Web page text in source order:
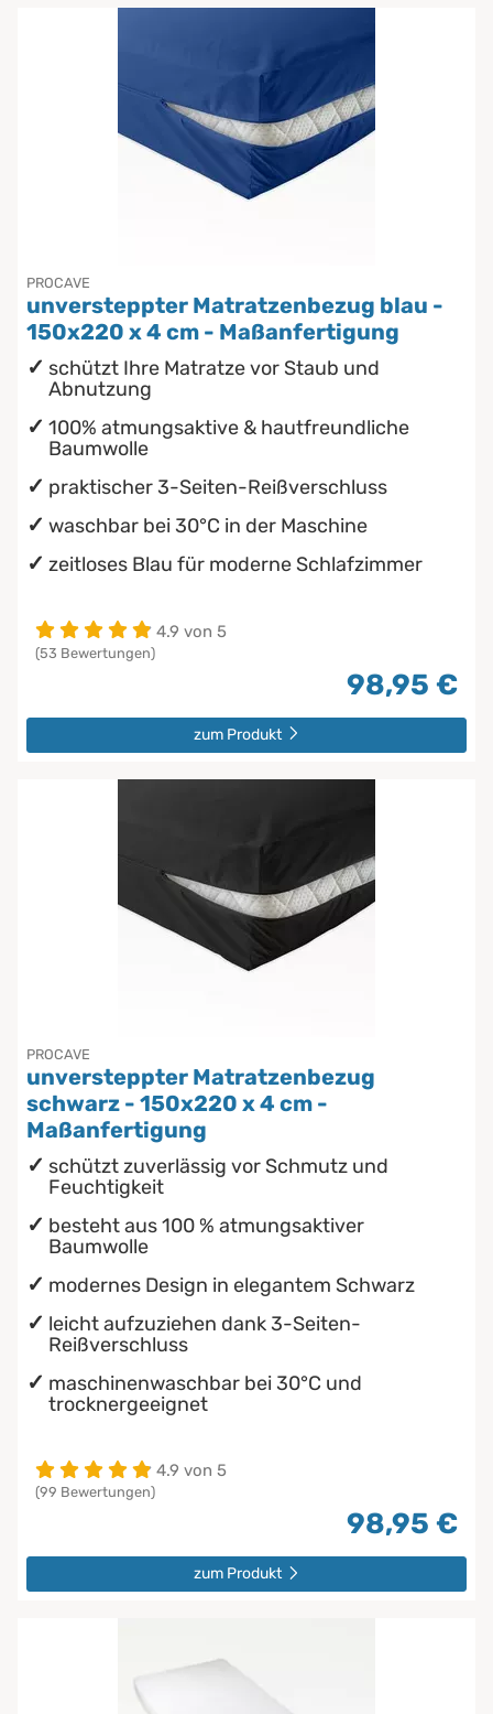
PROCAVE
unversteppter Matratzenbezug blau -
150x220 x 4 cm - Maßanfertigung
schützt Ihre Matratze vor Staub und
Abnutzung
100% atmungsaktive & hautfreundliche
Baumwolle
praktischer 3-Seiten-Reißverschluss
waschbar bei 30°C in der Maschine
zeitloses Blau für moderne Schlafzimmer
4.9 von 5
(53 Bewertungen)
98,95 €
zum Produkt
PROCAVE
unversteppter Matratzenbezug
schwarz - 150x220 x 4 cm -
Maßanfertigung
schützt zuverlässig vor Schmutz und
Feuchtigkeit
besteht aus 100 % atmungsaktiver
Baumwolle
modernes Design in elegantem Schwarz
leicht aufzuziehen dank 3-Seiten-
Reißverschluss
maschinenwaschbar bei 30°C und
trocknergeeignet
4.9 von 5
(99 Bewertungen)
98,95 €
zum Produkt